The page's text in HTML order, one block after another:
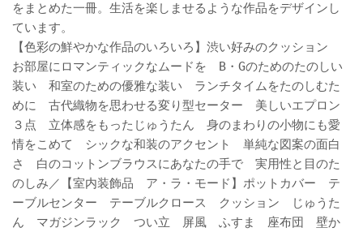
をまとめた一冊。生活を楽しませるような作品をデザインし
ています。
【色彩の鮮やかな作品のいろいろ】渋い好みのクッション
お部屋にロマンティックなムードを B・Gのためのたのしい
装い 和室のための優雅な装い ランチタイムをたのしむた
めに 古代織物を思わせる変り型セーター 美しいエプロン
３点 立体感をもったじゅうたん 身のまわりの小物にも愛
情をこめて シックな和装のアクセント 単純な図案の面白
さ 白のコットンブラウスにあなたの手で 実用性と目のた
のしみ／【室内装飾品 ア・ラ・モード】ポットカバー テ
ーブルセンター テーブルクロース クッション じゅうた
ん マガジンラック つい立 屏風 ふすま 座布団 壁か